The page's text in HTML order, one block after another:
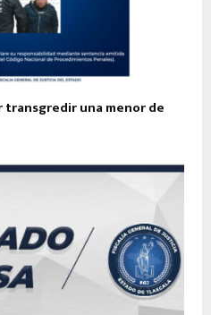
transgredir una menor de